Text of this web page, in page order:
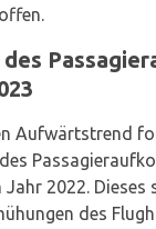
Aufwärtstrend
2022.
des